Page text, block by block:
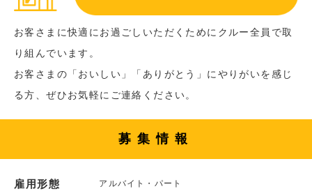
お客さまに快適にお過ごしいただくためにクルー全員で取
り組んでいます。
お客さまの「おいしい」「ありがとう」にやりがいを感じ
る方、ぜひお気軽にご連絡ください。
募集情報
雇用形態 アルバイト・パート